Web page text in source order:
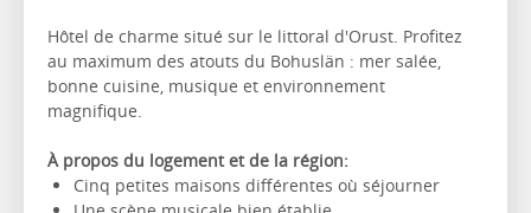
Hôtel de charme situé sur le littoral d'Orust. Profitez
au maximum des atouts du Bohuslän : mer salée,
bonne cuisine, musique et environnement
magnifique.
À propos du logement et de la région:
Cinq petites maisons différentes où séjourner